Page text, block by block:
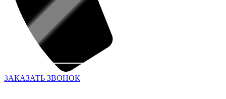
ЗАКАЗАТЬ ЗВОНОК